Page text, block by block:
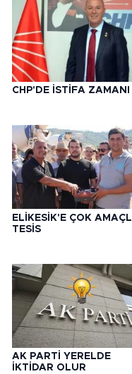
CHP'DE İSTİFA ZAMANI
ELİKESİK'E ÇOK AMAÇLI
TESİS
AK PARTİ YERELDE
İKTİDAR OLUR